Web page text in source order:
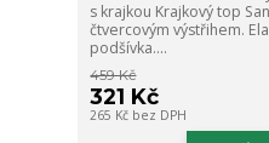
s krajkou Krajkový top
čtvercovým výstřihem.
podšívka....
459 Kč
321 Kč
265 Kč bez DPH